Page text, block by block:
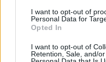
I want to opt-out of
Personal Data for
Opted In
I want to opt-out of
Retention, Sale, and/